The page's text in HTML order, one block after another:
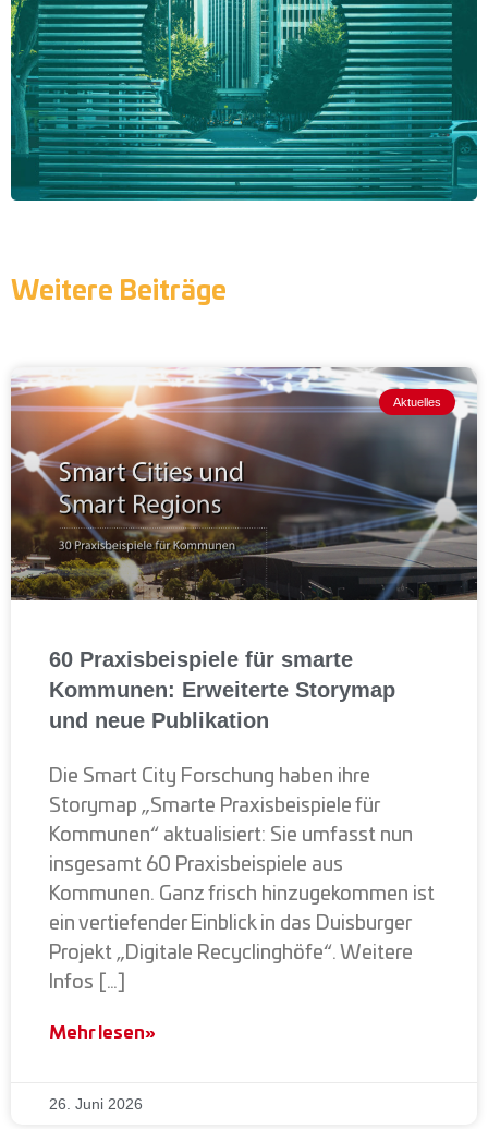
Weitere Beiträge
Aktuelles
60 Praxisbeispiele für smarte
Kommunen: Erweiterte Storymap
und neue Publikation
Die Smart City Forschung haben ihre
Storymap „Smarte Praxisbeispiele für
Kommunen“ aktualisiert: Sie umfasst nun
insgesamt 60 Praxisbeispiele aus
Kommunen. Ganz frisch hinzugekommen ist
ein vertiefender Einblick in das Duisburger
Projekt „Digitale Recyclinghöfe“. Weitere
Infos […]
Mehr lesen»
26. Juni 2026